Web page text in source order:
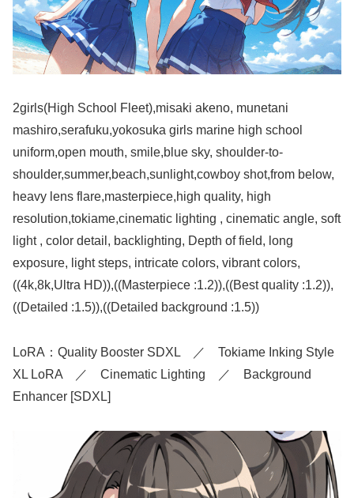
2girls(High School Fleet),misaki akeno, munetani
mashiro,serafuku,yokosuka girls marine high school
uniform,open mouth, smile,blue sky, shoulder-to-
shoulder,summer,beach,sunlight,cowboy shot,from below,
heavy lens flare,masterpiece,high quality, high
resolution,tokiame,cinematic lighting , cinematic angle, soft
light , color detail, backlighting, Depth of field, long
exposure, light steps, intricate colors, vibrant colors,
((4k,8k,Ultra HD)),((Masterpiece :1.2)),((Best quality :1.2)),
((Detailed :1.5)),((Detailed background :1.5))
LoRA：Quality Booster SDXL ／ Tokiame Inking Style
XL LoRA ／ Cinematic Lighting ／ Background
Enhancer [SDXL]